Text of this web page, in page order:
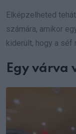
Elképzelheted
számára, amikor
kiderült, hogy a séf
Egy várva